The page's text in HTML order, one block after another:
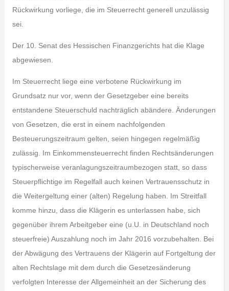
Rückwirkung vorliege, die im Steuerrecht generell unzulässig
sei.
Der 10. Senat des Hessischen Finanzgerichts hat die Klage
abgewiesen.
Im Steuerrecht liege eine verbotene Rückwirkung im
Grundsatz nur vor, wenn der Gesetzgeber eine bereits
entstandene Steuerschuld nachträglich abändere. Änderungen
von Gesetzen, die erst in einem nachfolgenden
Besteuerungszeitraum gelten, seien hingegen regelmäßig
zulässig. Im Einkommensteuerrecht finden Rechtsänderungen
typischerweise veranlagungszeitraumbezogen statt, so dass
Steuerpflichtige im Regelfall auch keinen Vertrauensschutz in
die Weitergeltung einer (alten) Regelung haben. Im Streitfall
komme hinzu, dass die Klägerin es unterlassen habe, sich
gegenüber ihrem Arbeitgeber eine (u.U. in Deutschland noch
steuerfreie) Auszahlung noch im Jahr 2016 vorzubehalten. Bei
der Abwägung des Vertrauens der Klägerin auf Fortgeltung der
alten Rechtslage mit dem durch die Gesetzesänderung
verfolgten Interesse der Allgemeinheit an der Sicherung des